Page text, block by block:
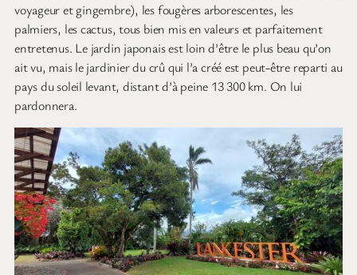
voyageur et gingembre), les fougères arborescentes, les
palmiers, les cactus, tous bien mis en valeurs et parfaitement
entretenus. Le jardin japonais est loin d’être le plus beau qu’on
ait vu, mais le jardinier du crû qui l’a créé est peut-être reparti au
pays du soleil levant, distant d’à peine 13 300 km. On lui
pardonnera.